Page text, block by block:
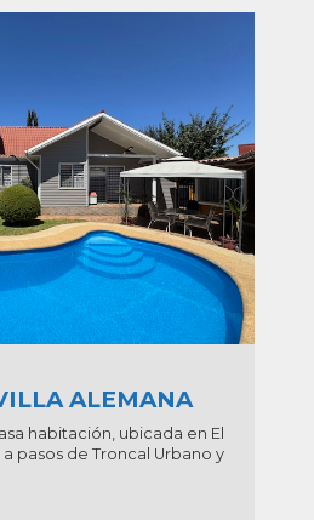
ALEMANA
habitación, ubicada en El
pasos de Troncal Urbano y